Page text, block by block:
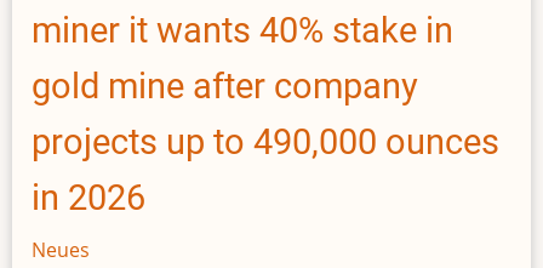
Konzern
könnte
Zuschlag
für
EU-
Projekt
in
miner it wants 40% stake in
gold mine after company
projects up to 490,000 ounces
in 2026
Neues